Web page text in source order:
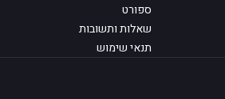
ספורט
שאלות ותשובות
תנאי שימוש